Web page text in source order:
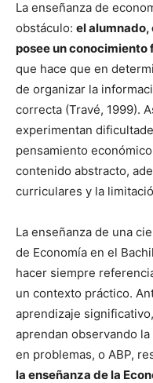
La enseñanza de
obstáculo: el alumnado,
posee un
que hace que en
de organizar la
correcta (Travé, 1999).
experimentan
pensamiento
contenido abstracto,
curriculares y la
La enseñanza de una
de Economía en el
hacer siempre
un contexto práctico.
aprendizaje
aprendan observando
en problemas, o ABP,
la enseñanza de la